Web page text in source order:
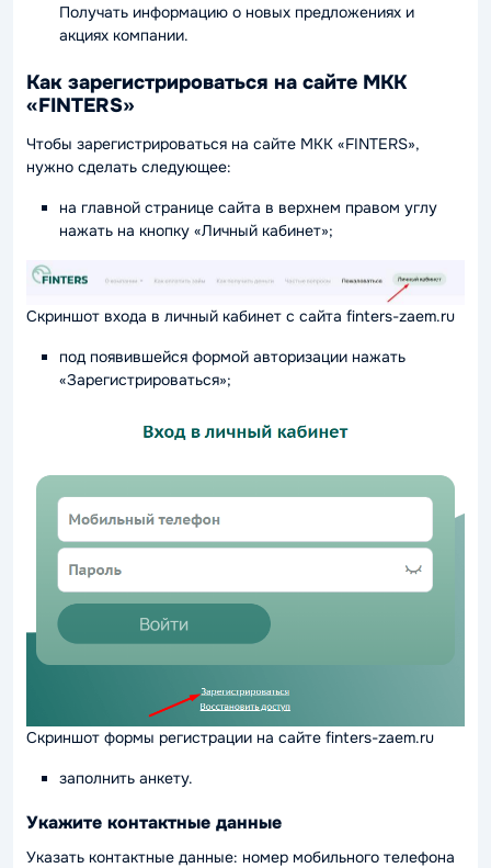
Получать информацию о новых предложениях и
акциях компании.
Как зарегистрироваться на сайте МКК
«FINTERS»
Чтобы зарегистрироваться на сайте МКК «FINTERS»,
нужно сделать следующее:
на главной странице сайта в верхнем правом углу
нажать на кнопку «Личный кабинет»;
Скриншот входа в личный кабинет с сайта finters-zaem.ru
под появившейся формой авторизации нажать
«Зарегистрироваться»;
Скриншот формы регистрации на сайте finters-zaem.ru
заполнить анкету.
Укажите контактные данные
Указать контактные данные: номер мобильного телефона